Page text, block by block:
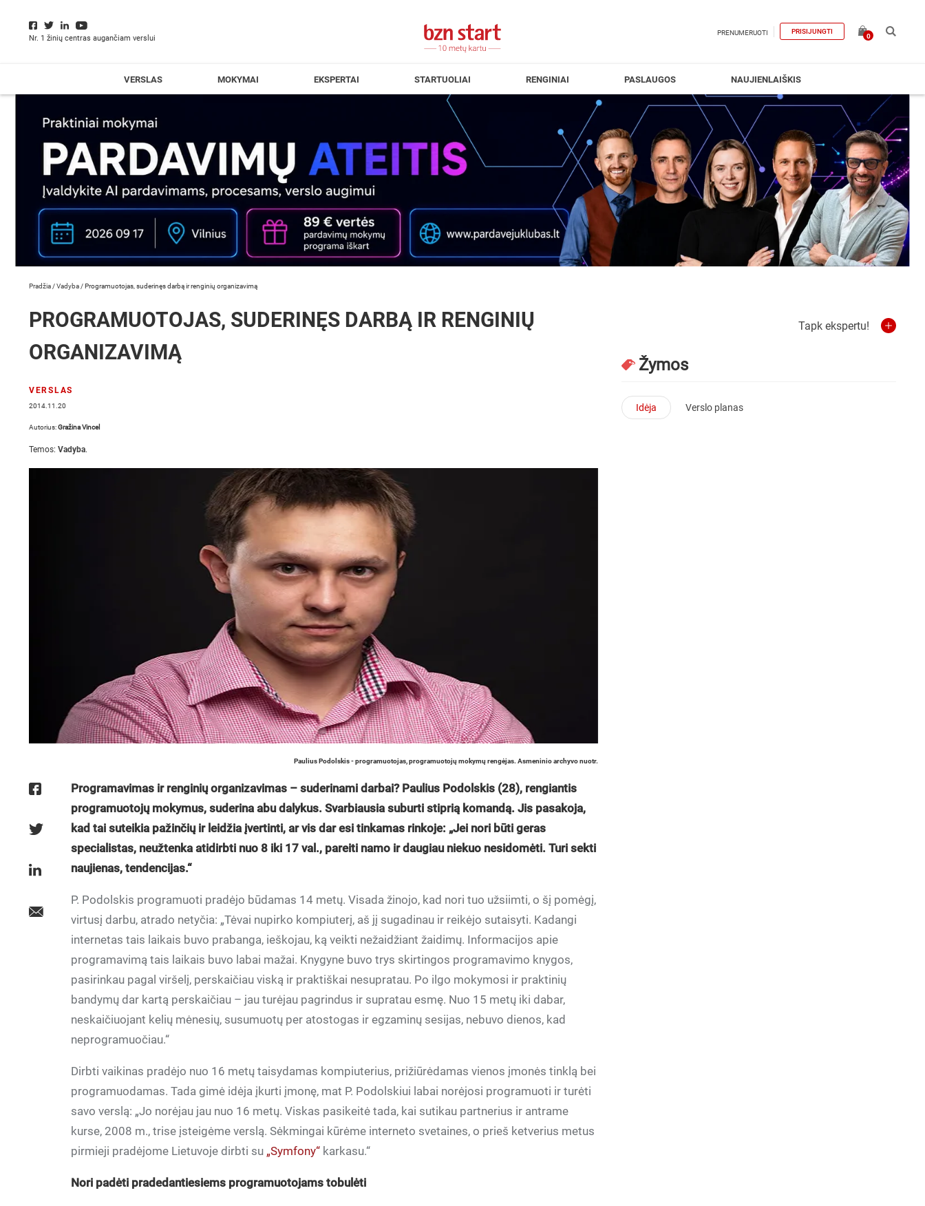
Nr. 1 žinių centras augančiam verslui
PRENUMERUOTI PRISIJUNGTI
0
VERSLAS MOKYMAI EKSPERTAI STARTUOLIAI RENGINIAI PASLAUGOS NAUJIENLAIŠKIS
Pradžia /Vadyba /Programuotojas, suderinęs darbą ir renginių organizavimą
PROGRAMUOTOJAS, SUDERINĘS DARBĄ IR RENGINIŲ
ORGANIZAVIMĄ
VERSLAS
2014.11.20
Autorius:Gražina Vincel
Temos: Vadyba.
Paulius Podolskis - programuotojas, programuotojų mokymų rengėjas. Asmeninio archyvo nuotr.
Programavimas ir renginių organizavimas – suderinami darbai? Paulius Podolskis (28), rengiantis
programuotojų mokymus, suderina abu dalykus. Svarbiausia suburti stiprią komandą. Jis pasakoja,
kad tai suteikia pažinčių ir leidžia įvertinti, ar vis dar esi tinkamas rinkoje: „Jei nori būti geras
specialistas, neužtenka atidirbti nuo 8 iki 17 val., pareiti namo ir daugiau niekuo nesidomėti. Turi sekti
naujienas, tendencijas.“
P. Podolskis programuoti pradėjo būdamas 14 metų. Visada žinojo, kad nori tuo užsiimti, o šį pomėgį,
virtusį darbu, atrado netyčia: „Tėvai nupirko kompiuterį, aš jį sugadinau ir reikėjo sutaisyti. Kadangi
internetas tais laikais buvo prabanga, ieškojau, ką veikti nežaidžiant žaidimų. Informacijos apie
programavimą tais laikais buvo labai mažai. Knygyne buvo trys skirtingos programavimo knygos,
pasirinkau pagal viršelį, perskaičiau viską ir praktiškai nesupratau. Po ilgo mokymosi ir praktinių
bandymų dar kartą perskaičiau – jau turėjau pagrindus ir supratau esmę. Nuo 15 metų iki dabar,
neskaičiuojant kelių mėnesių, susumuotų per atostogas ir egzaminų sesijas, nebuvo dienos, kad
neprogramuočiau.“
Dirbti vaikinas pradėjo nuo 16 metų taisydamas kompiuterius, prižiūrėdamas vienos įmonės tinklą bei
programuodamas. Tada gimė idėja įkurti įmonę, mat P. Podolskiui labai norėjosi programuoti ir turėti
savo verslą: „Jo norėjau jau nuo 16 metų. Viskas pasikeitė tada, kai sutikau partnerius ir antrame
kurse, 2008 m., trise įsteigėme verslą. Sėkmingai kūrėme interneto svetaines, o prieš ketverius metus
pirmieji pradėjome Lietuvoje dirbti su „Symfony“ karkasu.“
Nori padėti pradedantiesiems programuotojams tobulėti
Tapk ekspertu!
Žymos
Idėja Verslo planas